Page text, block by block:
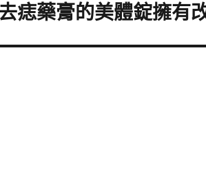
痣藥膏的美體錠擁有